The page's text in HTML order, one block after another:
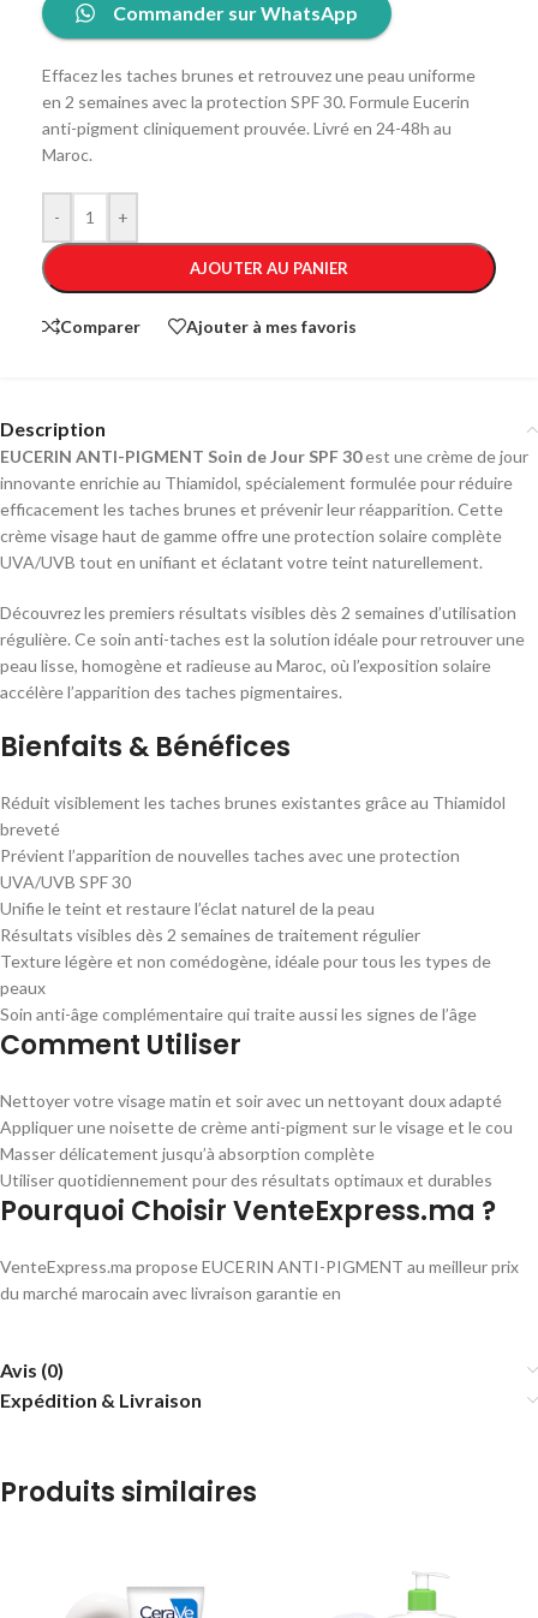
Commander sur WhatsApp
Effacez les taches brunes et retrouvez une peau uniforme
en 2 semaines avec la protection SPF 30. Formule Eucerin
anti-pigment cliniquement prouvée. Livré en 24-48h au
Maroc.
- +
AJOUTER AU PANIER
Comparer Ajouter à mes favoris
Description
EUCERIN ANTI-PIGMENT Soin de Jour SPF 30est une crème de jour
innovante enrichie au Thiamidol, spécialement formulée pour réduire
efficacement les taches brunes et prévenir leur réapparition. Cette
crème visage haut de gamme offre une protection solaire complète
UVA/UVB tout en unifiant et éclatant votre teint naturellement.
Découvrez les premiers résultats visibles dès 2 semaines d’utilisation
régulière. Ce soin anti-taches est la solution idéale pour retrouver une
peau lisse, homogène et radieuse au Maroc, où l’exposition solaire
accélère l’apparition des taches pigmentaires.
Bienfaits & Bénéfices
Réduit visiblement les taches brunes existantes grâce au Thiamidol
breveté
Prévient l’apparition de nouvelles taches avec une protection
UVA/UVB SPF 30
Unifie le teint et restaure l’éclat naturel de la peau
Résultats visibles dès 2 semaines de traitement régulier
Texture légère et non comédogène, idéale pour tous les types de
peaux
Soin anti-âge complémentaire qui traite aussi les signes de l’âge
Comment Utiliser
Nettoyer votre visage matin et soir avec un nettoyant doux adapté
Appliquer une noisette de crème anti-pigment sur le visage et le cou
Masser délicatement jusqu’à absorption complète
Utiliser quotidiennement pour des résultats optimaux et durables
Pourquoi Choisir VenteExpress.ma ?
VenteExpress.ma propose EUCERIN ANTI-PIGMENT au meilleur prix
du marché marocain avec livraison garantie en
Avis (0)
Expédition & Livraison
Produits similaires